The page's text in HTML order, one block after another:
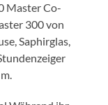
Master Co-
300 von
Saphirglas,